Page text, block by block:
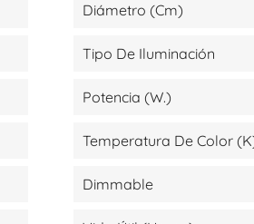
Diámetro (cm)
Tipo De Iluminación
Potencia (W.)
Temperatura De Color
Dimmable